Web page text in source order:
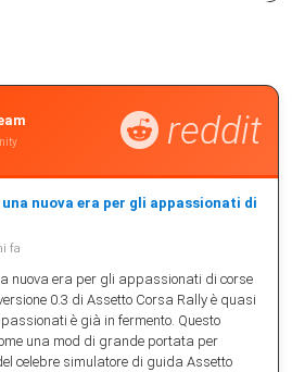
reddit
nuova era per gli appassionati di
fa
nuova era per gli appassionati di corse
0.3 di Assetto Corsa Rally è quasi
è già in fermento. Questo
una mod di grande portata per
celebre simulatore di guida Assetto